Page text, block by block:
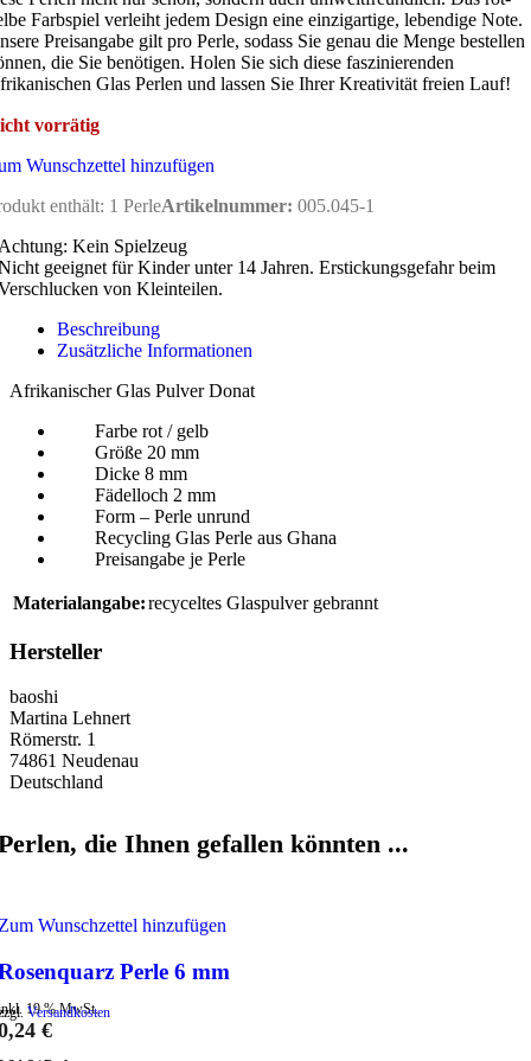
Farbspiel verleiht jedem Design eine einzigartige, lebendige Note.
Preisangabe gilt pro Perle, sodass Sie genau die Menge bestellen
die Sie benötigen. Holen Sie sich diese faszinierenden
Glas Perlen und lassen Sie Ihrer Kreativität freien Lauf!
vorrätig
Wunschzettel hinzufügen
enthält: 1 PerleArtikelnummer: 005.045-1
Kein Spielzeug
geeignet für Kinder unter 14 Jahren. Erstickungsgefahr beim
von Kleinteilen.
Beschreibung
Zusätzliche Informationen
Afrikanischer Glas Pulver Donat
Farbe rot / gelb
Größe 20 mm
Dicke 8 mm
Fädelloch 2 mm
Form – Perle unrund
Recycling Glas Perle aus Ghana
Preisangabe je Perle
Materialangabe:recyceltes Glaspulver gebrannt
Hersteller
baoshi
Martina Lehnert
Römerstr. 1
74861 Neudenau
Deutschland
die Ihnen gefallen könnten ...
Wunschzettel hinzufügen
Perle 6 mm
19 % MwSt.
Versandkosten
€